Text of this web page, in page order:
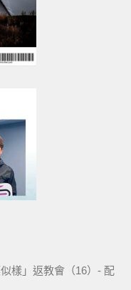
樣」返教會（16）- 配